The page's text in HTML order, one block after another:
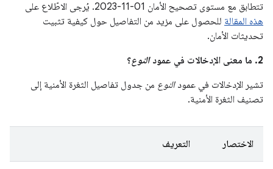
تتطابق مع مستوى تصحيح الأمان ‎2023-11-01. يُرجى الاطّلاع على
هذه المقالة للحصول على مزيد من التفاصيل حول كيفية تثبيت
تحديثات الأمان.
2. ما معنى الإدخالات في عمود
النوع؟
تشير الإدخالات في عمودالنوع من جدول تفاصيل الثغرة الأمنية إلى
تصنيف الثغرة الأمنية.
الاختصار التعريف